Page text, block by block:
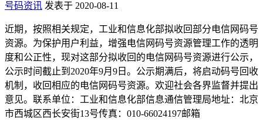
号码资讯 发表于 2020-08-11
近期，按照相关规定，工业和信息化部拟收回部分电信网码号
资源。为保护用户利益，增强电信网码号资源管理工作的透明
度和公正性，现对这部分拟收回的电信网码号资源进行公示，
公示时间截止到2020年9月9日。公示期满后，将启动码号回收
机制，收回相应的电信网码号资源。欢迎社会各界监督并提出
意见。联系单位：工业和信息化部信息通信管理局地址：北京
市西城区西长安街13号传真：010-66024197邮箱